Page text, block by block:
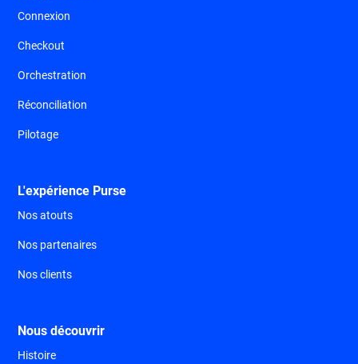
Connexion
Checkout
Orchestration
Réconciliation
Pilotage
L'expérience Purse
Nos atouts
Nos partenaires
Nos clients
Nous découvrir
Histoire